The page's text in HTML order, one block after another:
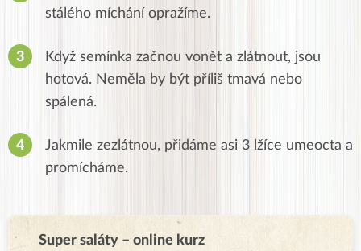
stálého míchání opražíme.
Když semínka začnou vonět a zlátnout, jsou
hotová. Neměla by být příliš tmavá nebo
spálená.
Jakmile zezlátnou, přidáme asi 3 lžíce umeocta a
promícháme.
Super saláty – online kurz